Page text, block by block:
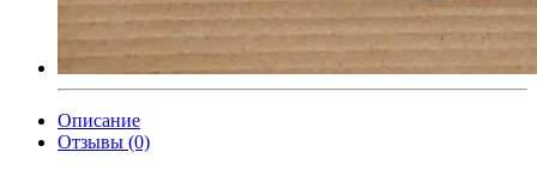
Описание
Отзывы (0)